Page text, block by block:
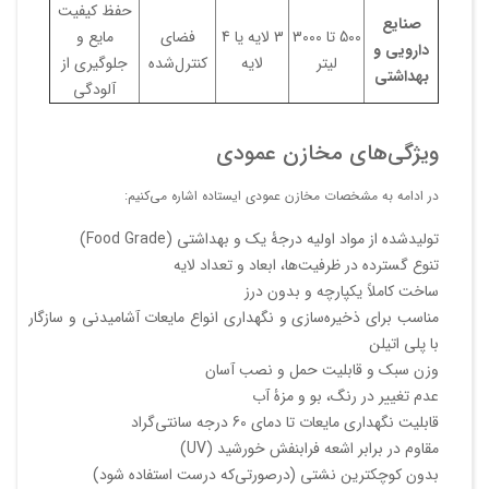
3731462
بلند
205
دانلود
فایل
1231481
مخزن 5000 لیتری
219
160
120
دانلود
فایل
عمودی
مخزن 5000 لیتری
عمودی بلند
1231501
مخزن 6000 لیتری
عمودی کوتاه
228
174
134
دانلود
فایل
1131501
مخزن 6000 لیتری
عمودی
1131521
عمودی
1131541
مخزن 8000 لیتری
عمودی
1231571
مخزن 10000 لیتری
عمودی کوتاه
263
210
صنایع
دارویی و
بهداشتی
500 تا 3000
لیتر
3 لایه یا 4
لایه
فضای
کنترل‌شده
حفظ کیفیت
مایع و
جلوگیری از
آلودگی
ویژگی‌های مخازن عمودی
در ادامه به مشخصات مخازن عمودی ایستاده اشاره می‌کنیم:
تولیدشده از مواد اولیه درجۀ یک و بهداشتی (Food Grade)
تنوع گسترده در ظرفیت‌ها، ابعاد و تعداد لایه
ساخت کاملاً یکپارچه و بدون درز
مناسب برای ذخیره‌سازی و نگهداری انواع مایعات آشامیدنی و سازگار
با پلی اتیلن
وزن سبک و قابلیت حمل و نصب آسان
عدم تغییر در رنگ، بو و مزۀ آب
قابلیت نگهداری مایعات تا دمای 60 درجه سانتی‌گراد
مقاوم در برابر اشعه فرابنفش خورشید (UV)
بدون کوچکترین نشتی (درصورتی‌که درست استفاده شود)